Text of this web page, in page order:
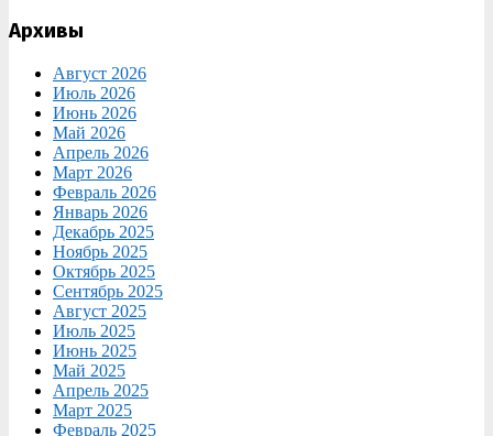
Архивы
Август 2026
Июль 2026
Июнь 2026
Май 2026
Апрель 2026
Март 2026
Февраль 2026
Январь 2026
Декабрь 2025
Ноябрь 2025
Октябрь 2025
Сентябрь 2025
Август 2025
Июль 2025
Июнь 2025
Май 2025
Апрель 2025
Март 2025
Февраль 2025